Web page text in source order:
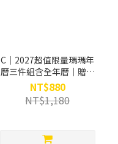
C｜2027超值限量瑪瑪年
曆三件組含全年曆｜贈後
宮職場閃卡1張(隨機出貨)
NT$880
NT$1,180